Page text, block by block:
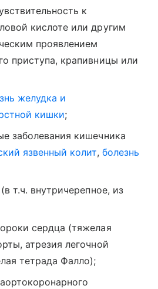
к
кислоте или другим
проявлением
приступа, крапивницы или
желудка и
кишки;
заболевания кишечника
язвенный колит, болезнь
т.ч. внутричерепное, из
сердца (тяжелая
атрезия легочной
тетрада Фалло);